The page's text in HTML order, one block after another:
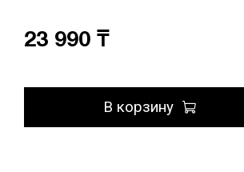
23 990 ₸
В корзину